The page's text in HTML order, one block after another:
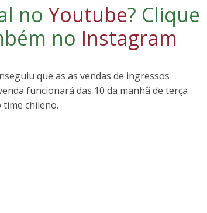
no Youtube? Clique
no Instagram
que as as vendas de ingressos
funcionará das 10 da manhã de terça
chileno.